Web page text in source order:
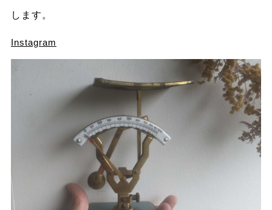
します。
Instagram